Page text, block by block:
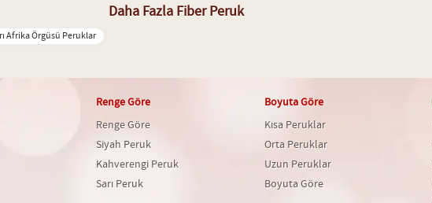
Daha Fazla Fiber Peruk
Afrika Örgüsü Peruklar
Renge Göre
Renge Göre
Siyah Peruk
Kahverengi Peruk
Sarı Peruk
Boyuta Göre
Kısa Peruklar
Orta Peruklar
Uzun Peruklar
Boyuta Göre